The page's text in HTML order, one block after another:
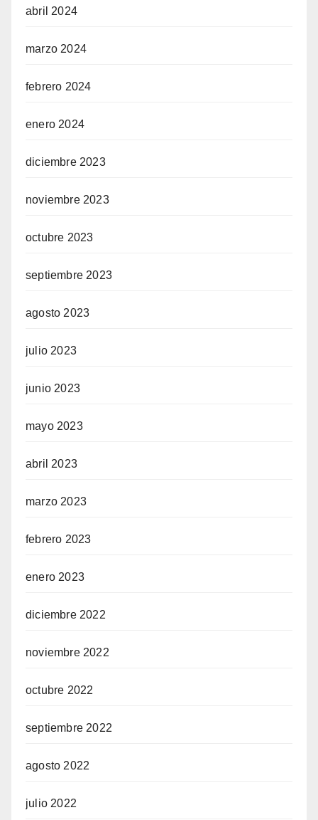
abril 2024
marzo 2024
febrero 2024
enero 2024
diciembre 2023
noviembre 2023
octubre 2023
septiembre 2023
agosto 2023
julio 2023
junio 2023
mayo 2023
abril 2023
marzo 2023
febrero 2023
enero 2023
diciembre 2022
noviembre 2022
octubre 2022
septiembre 2022
agosto 2022
julio 2022